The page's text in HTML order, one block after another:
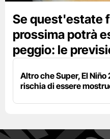
Se quest'estate
prossima potrà
peggio: le
Altro che Super, El
rischia di essere